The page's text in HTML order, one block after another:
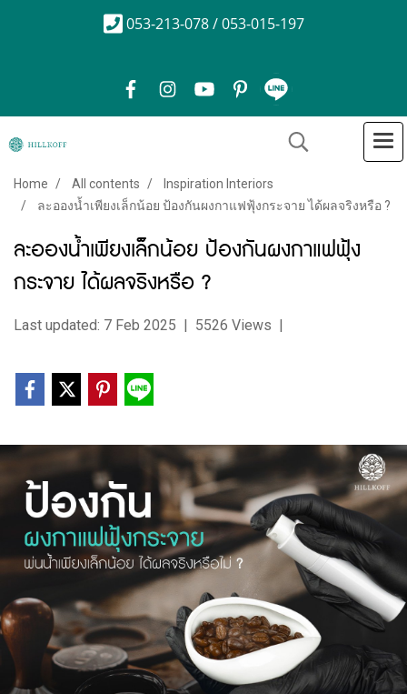
053-213-078 / 053-015-197
Home All contents
Inspiration Interiors
ละอองน้ำเพียงเล็กน้อย ป้องกันผงกาแฟฟุ้งกระจาย ได้ผลจริงหรือ ?
ละอองน้ำเพียงเล็กน้อย ป้องกันผงกาแฟฟุ้ง
กระจาย ได้ผลจริงหรือ ?
Last updated: 7 Feb 2025 | 5526 Views |